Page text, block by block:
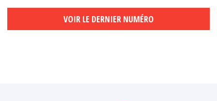
VOIR LE DERNIER NUMÉRO